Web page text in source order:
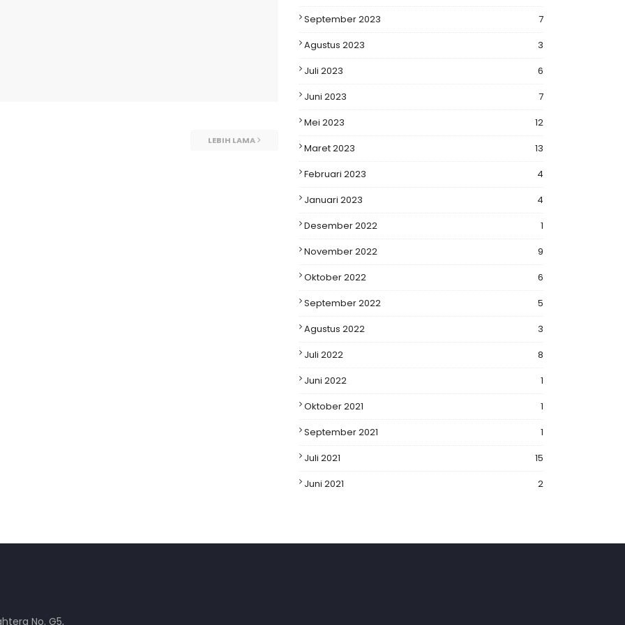
LEBIH LAMA
September 2023
7
Agustus 2023
3
Juli 2023
6
Juni 2023
7
Mei 2023
12
Maret 2023
13
Februari 2023
4
Januari 2023
4
Desember 2022
1
November 2022
9
Oktober 2022
6
September 2022
5
Agustus 2022
3
Juli 2022
8
Juni 2022
1
Oktober 2021
1
September 2021
1
Juli 2021
15
Juni 2021
2
No. G5,